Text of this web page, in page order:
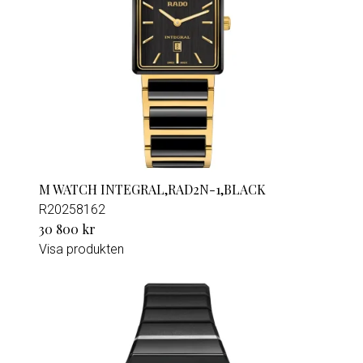
M WATCH INTEGRAL,RAD2N-1,BLACK
R20258162
30 800 kr
Visa produkten